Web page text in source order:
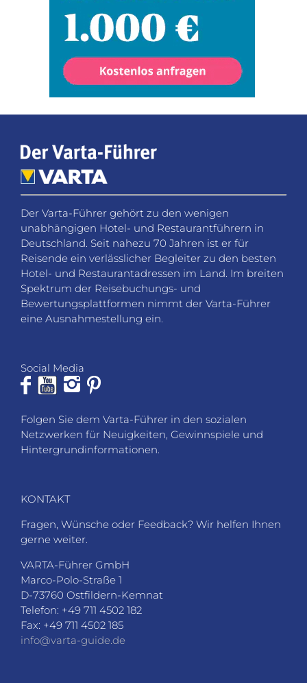
Der Varta-Führer gehört zu den wenigen
unabhängigen Hotel- und Restaurantführern in
Deutschland. Seit nahezu 70 Jahren ist er für
Reisende ein verlässlicher Begleiter zu den besten
Hotel- und Restaurantadressen im Land. Im breiten
Spektrum der Reisebuchungs- und
Bewertungsplattformen nimmt der Varta-Führer
eine Ausnahmestellung ein.
Social Media
Folgen Sie dem Varta-Führer in den sozialen
Netzwerken für Neuigkeiten, Gewinnspiele und
Hintergrundinformationen.
KONTAKT
Fragen, Wünsche oder Feedback? Wir helfen Ihnen
gerne weiter.
VARTA-Führer GmbH
Marco-Polo-Straße 1
D-73760 Ostfildern-Kemnat
Telefon: +49 711 4502 182
Fax: +49 711 4502 185
info@varta-guide.de